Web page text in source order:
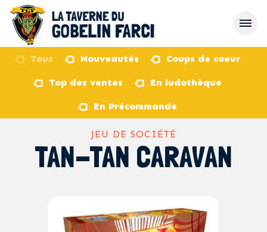
Tous Nouveautés Coups de coeur
Top des ventes En ludothèque
En Précommande
JEU DE SOCIÉTÉ
TAN-TAN CARAVAN